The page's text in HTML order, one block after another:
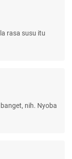
rasa susu itu
nih. Nyoba